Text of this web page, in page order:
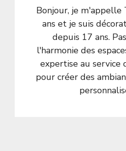
Bonjour, je m'appelle
ans et je suis
depuis 17 ans.
l'harmonie des
expertise au service
pour créer des